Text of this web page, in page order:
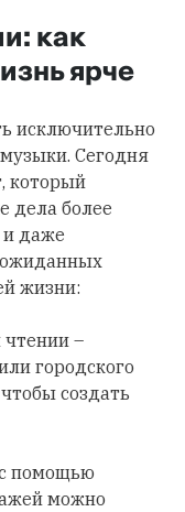
как
ярче
исключительно
Сегодня
который
дела более
даже
жизни:
–
городского
создать
помощью
можно